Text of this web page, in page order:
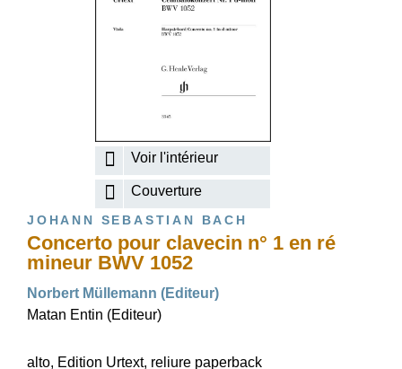
Voir l'intérieur
Couverture
JOHANN SEBASTIAN BACH
Concerto pour clavecin n° 1 en ré
mineur BWV 1052
Norbert Müllemann (Editeur)
Matan Entin (Editeur)
alto, Edition Urtext, reliure paperback